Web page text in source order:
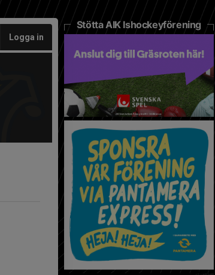
Logga in
Stötta AIK Ishockeyförening